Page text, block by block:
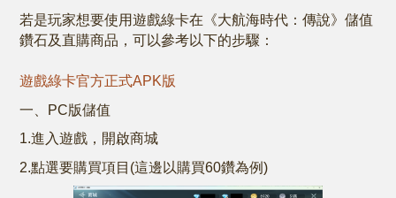
若是玩家想要使用遊戲綠卡在《大航海時代：傳說》儲值
鑽石及直購商品，可以參考以下的步驟：
遊戲綠卡官方正式APK版
一、PC版儲值
1.進入遊戲，開啟商城
2.點選要購買項目(這邊以購買60鑽為例)